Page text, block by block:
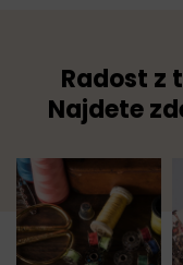
Radost z
Najdete